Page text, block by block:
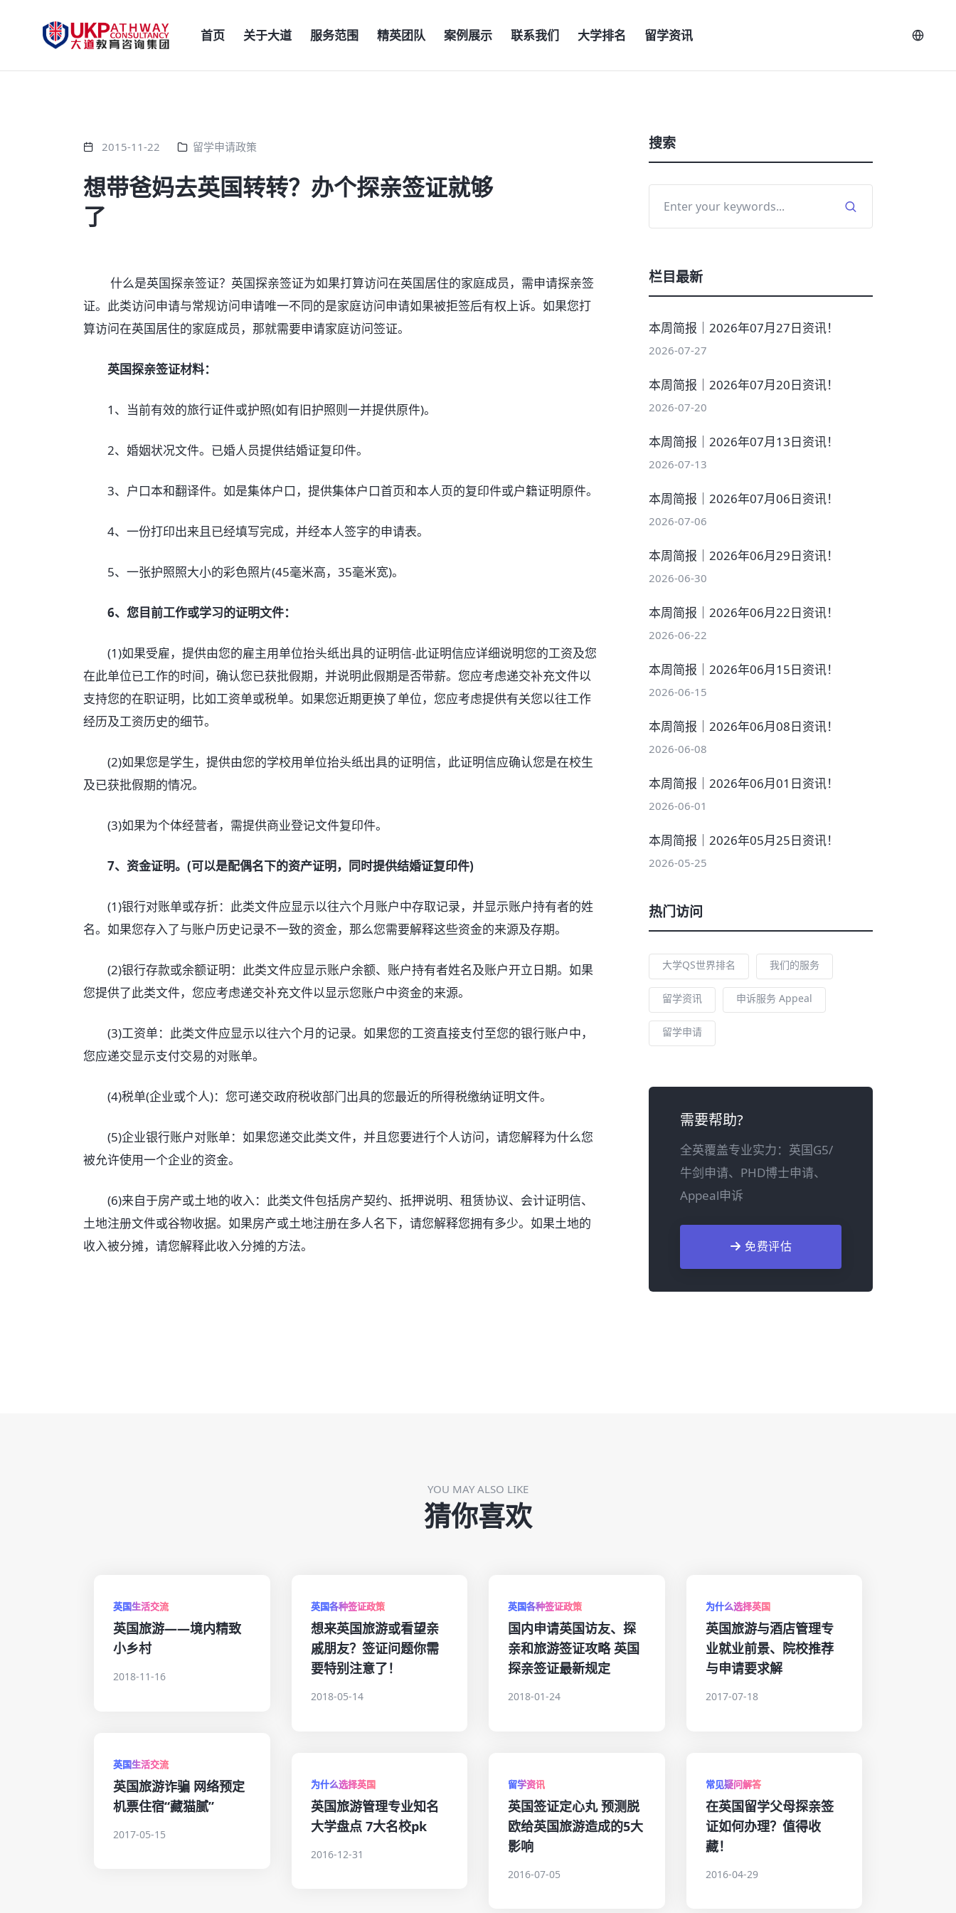
首页 关于大道 服务范围 精英团队 案例展示 联系我们 大学排名 留学资讯
2015-11-22 留学申请政策
想带爸妈去英国转转？办个探亲签证就够
了
什么是英国探亲签证？英国探亲签证为如果打算访问在英国居住的家庭成员，需申请探亲签
证。此类访问申请与常规访问申请唯一不同的是家庭访问申请如果被拒签后有权上诉。如果您打
算访问在英国居住的家庭成员，那就需要申请家庭访问签证。
英国探亲签证材料：
1、当前有效的旅行证件或护照(如有旧护照则一并提供原件)。
2、婚姻状况文件。已婚人员提供结婚证复印件。
3、户口本和翻译件。如是集体户口，提供集体户口首页和本人页的复印件或户籍证明原件。
4、一份打印出来且已经填写完成，并经本人签字的申请表。
5、一张护照照大小的彩色照片(45毫米高，35毫米宽)。
6、您目前工作或学习的证明文件：
(1)如果受雇，提供由您的雇主用单位抬头纸出具的证明信-此证明信应详细说明您的工资及您
在此单位已工作的时间，确认您已获批假期，并说明此假期是否带薪。您应考虑递交补充文件以
支持您的在职证明，比如工资单或税单。如果您近期更换了单位，您应考虑提供有关您以往工作
经历及工资历史的细节。
(2)如果您是学生，提供由您的学校用单位抬头纸出具的证明信，此证明信应确认您是在校生
及已获批假期的情况。
(3)如果为个体经营者，需提供商业登记文件复印件。
7、资金证明。(可以是配偶名下的资产证明，同时提供结婚证复印件)
(1)银行对账单或存折：此类文件应显示以往六个月账户中存取记录，并显示账户持有者的姓
名。如果您存入了与账户历史记录不一致的资金，那么您需要解释这些资金的来源及存期。
(2)银行存款或余额证明：此类文件应显示账户余额、账户持有者姓名及账户开立日期。如果
您提供了此类文件，您应考虑递交补充文件以显示您账户中资金的来源。
(3)工资单：此类文件应显示以往六个月的记录。如果您的工资直接支付至您的银行账户中，
您应递交显示支付交易的对账单。
(4)税单(企业或个人)：您可递交政府税收部门出具的您最近的所得税缴纳证明文件。
(5)企业银行账户对账单：如果您递交此类文件，并且您要进行个人访问，请您解释为什么您
被允许使用一个企业的资金。
(6)来自于房产或土地的收入：此类文件包括房产契约、抵押说明、租赁协议、会计证明信、
土地注册文件或谷物收据。如果房产或土地注册在多人名下，请您解释您拥有多少。如果土地的
收入被分摊，请您解释此收入分摊的方法。
搜索
栏目最新
本周简报｜2026年07月27日资讯！
2026-07-27
本周简报｜2026年07月20日资讯！
2026-07-20
本周简报｜2026年07月13日资讯！
2026-07-13
本周简报｜2026年07月06日资讯！
2026-07-06
本周简报｜2026年06月29日资讯！
2026-06-30
本周简报｜2026年06月22日资讯！
2026-06-22
本周简报｜2026年06月15日资讯！
2026-06-15
本周简报｜2026年06月08日资讯！
2026-06-08
本周简报｜2026年06月01日资讯！
2026-06-01
本周简报｜2026年05月25日资讯！
2026-05-25
热门访问
大学QS世界排名 我们的服务
留学资讯 申诉服务 Appeal
留学申请
需要帮助?
全英覆盖专业实力：英国G5/
牛剑申请、PHD博士申请、
Appeal申诉
免费评估
YOU MAY ALSO LIKE
猜你喜欢
英国生活交流
英国旅游——境内精致
小乡村
2018-11-16
英国各种签证政策
想来英国旅游或看望亲
戚朋友？签证问题你需
要特别注意了！
2018-05-14
英国各种签证政策
国内申请英国访友、探
亲和旅游签证攻略 英国
探亲签证最新规定
2018-01-24
为什么选择英国
英国旅游与酒店管理专
业就业前景、院校推荐
与申请要求解
2017-07-18
英国生活交流
英国旅游诈骗 网络预定
机票住宿“藏猫腻”
2017-05-15
为什么选择英国
英国旅游管理专业知名
大学盘点 7大名校pk
2016-12-31
留学资讯
英国签证定心丸 预测脱
欧给英国旅游造成的5大
影响
2016-07-05
常见疑问解答
在英国留学父母探亲签
证如何办理？值得收
藏！
2016-04-29